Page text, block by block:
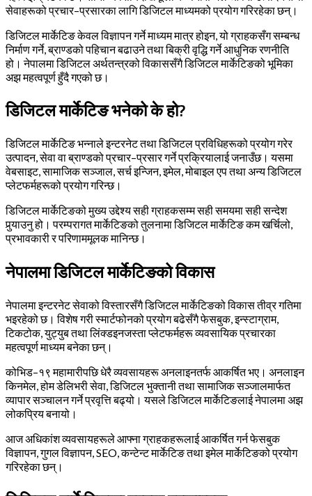
सेवाहरूको प्रचार–प्रसारका लागि डिजिटल माध्यमको प्रयोग गरिरहेका छन्।
डिजिटल मार्केटिङ केवल विज्ञापन गर्ने माध्यम मात्र होइन, यो ग्राहकसँग सम्बन्ध
निर्माण गर्ने, ब्राण्डको पहिचान बढाउने तथा बिक्री वृद्धि गर्ने आधुनिक रणनीति
हो। नेपालमा डिजिटल अर्थतन्त्रको विकाससँगै डिजिटल मार्केटिङको भूमिका
अझ महत्वपूर्ण हुँदै गएको छ।
डिजिटल मार्केटिङ भनेको के हो?
डिजिटल मार्केटिङ भन्नाले इन्टरनेट तथा डिजिटल प्रविधिहरूको प्रयोग गरेर
उत्पादन, सेवा वा ब्राण्डको प्रचार–प्रसार गर्ने प्रक्रियालाई जनाउँछ। यसमा
वेबसाइट, सामाजिक सञ्जाल, सर्च इन्जिन, इमेल, मोबाइल एप तथा अन्य डिजिटल
प्लेटफर्महरूको प्रयोग गरिन्छ।
डिजिटल मार्केटिङको मुख्य उद्देश्य सही ग्राहकसम्म सही समयमा सही सन्देश
पुर्‍याउनु हो। परम्परागत मार्केटिङको तुलनामा डिजिटल मार्केटिङ कम खर्चिलो,
प्रभावकारी र परिणाममूलक मानिन्छ।
नेपालमा डिजिटल मार्केटिङको विकास
नेपालमा इन्टरनेट सेवाको विस्तारसँगै डिजिटल मार्केटिङको विकास तीव्र गतिमा
भइरहेको छ। विशेष गरी स्मार्टफोनको प्रयोग बढेसँगै फेसबुक, इन्स्टाग्राम,
टिकटोक, युट्युब तथा लिंक्डइनजस्ता प्लेटफर्महरू व्यवसायिक प्रचारका
महत्वपूर्ण माध्यम बनेका छन्।
कोभिड–१९ महामारीपछि धेरै व्यवसायहरू अनलाइनतर्फ आकर्षित भए। अनलाइन
किनमेल, होम डेलिभरी सेवा, डिजिटल भुक्तानी तथा सामाजिक सञ्जालमार्फत
व्यापार सञ्चालन गर्ने प्रवृत्ति बढ्यो। यसले डिजिटल मार्केटिङलाई नेपालमा अझ
लोकप्रिय बनायो।
आज अधिकांश व्यवसायहरूले आफ्ना ग्राहकहरूलाई आकर्षित गर्न फेसबुक
विज्ञापन, गुगल विज्ञापन, SEO, कन्टेन्ट मार्केटिङ तथा इमेल मार्केटिङको प्रयोग
गरिरहेका छन्।